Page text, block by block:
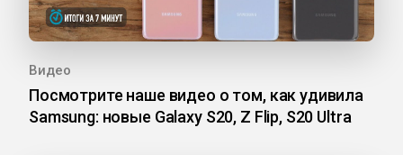
Видео
Посмотрите наше видео о том, как удивила
Samsung: новые Galaxy S20, Z Flip, S20 Ultra